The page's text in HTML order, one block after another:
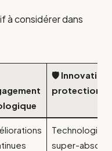
à considérer dans
🛡️
protection
Technologie
super-